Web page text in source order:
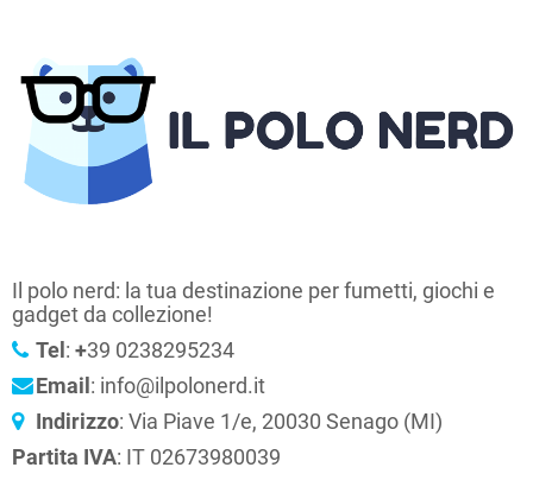
Il polo nerd: la tua destinazione per fumetti, giochi e
gadget da collezione!
Tel : +39 0238295234
Email : info@ilpolonerd.it
Indirizzo: Via Piave 1/e, 20030 Senago (MI)
Partita IVA: IT 02673980039